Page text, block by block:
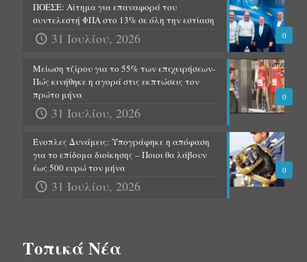
0
ΠΟΕΣΕ: Αίτημα για επαναφορά του
συντελεστή ΦΠΑ στο 13% σε όλη την εστίαση
31 Ιουλίου, 2026
0
Μείωση τζίρου για το 55% των επιχειρήσεων-
Πώς κινήθηκε η αγορά στις εκπτώσεις τον
πρώτο μήνα
31 Ιουλίου, 2026
0
Ένοπλες Δυνάμεις: Υπογράφηκε η απόφαση
για το επίδομα διοίκησης – Ποιοι θα λάβουν
έως 500 ευρώ τον μήνα
31 Ιουλίου, 2026
Τοπικά Νέα